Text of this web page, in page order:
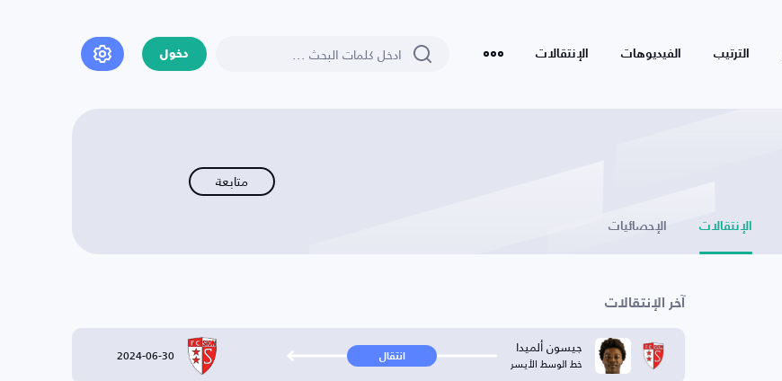
الترتيب الفيديوهات الإنتقالات دخول
متابعة
الإنتقالات الإحصائيات
آخر الإنتقالات
جيسون ألميدا
خط الوسط الأيسر انتقال 2024-06-30